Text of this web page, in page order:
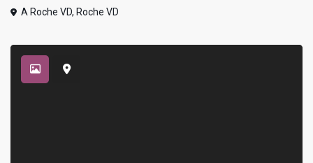
A Roche VD, Roche VD